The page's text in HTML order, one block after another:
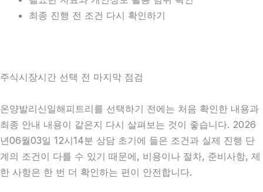
최종 진행 전 조건 다시 확인하기
주식시장시간 선택 전 마지막 점검
온양발리신일해피트리를 선택하기 전에는 처음 확인한 내용과
최종 안내 내용이 같은지 다시 살펴보는 것이 좋습니다. 2026
년06월03일 12시14분 상담 초기에 들은 조건과 실제 진행 단
계의 조건이 다를 수 있기 때문에, 비용이나 절차, 준비사항, 제
한 사항은 한 번 더 확인하는 편이 안전합니다.